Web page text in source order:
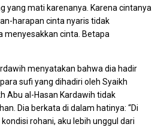
yang mati karenanya. Karena cintanya
harapan cinta nyaris tidak
menyesakkan cinta. Betapa
menyatakan bahwa dia hadir
sufi yang dihadiri oleh Syaikh
Abu al-Hasan Kardawih tidak
Dia berkata di dalam hatinya: “Di
rohani, aku lebih unggul dari